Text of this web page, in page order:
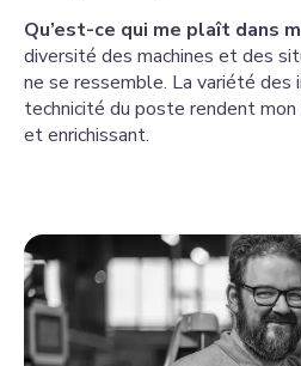
Qu’est-ce qui me plaît dans
diversité des machines et des
ne se ressemble. La variété
technicité du poste rendent
et enrichissant.